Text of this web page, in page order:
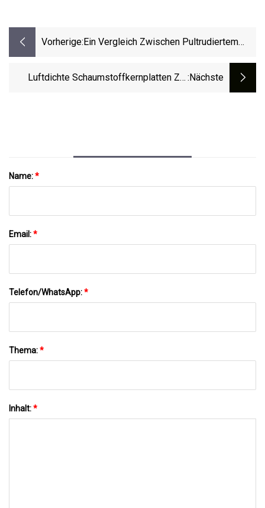
Vorherige: Ein Vergleich Zwischen Pultrudiertem
Luftdichte Schaumstoffkernplatten Zur :nächste
Name:*
Email:*
Telefon/WhatsApp:*
Thema:*
Inhalt:*